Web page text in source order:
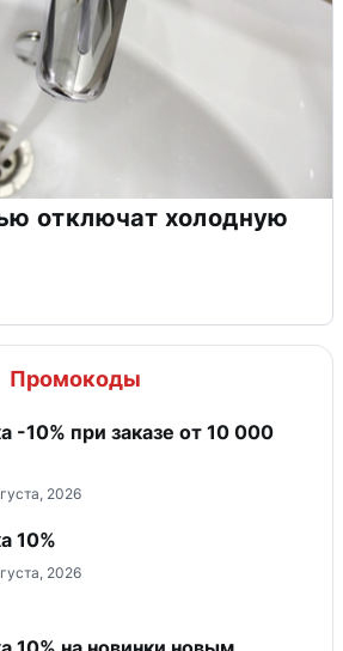
отключат холодную
Промокоды
-10% при заказе от 10 000
2026
10%
2026